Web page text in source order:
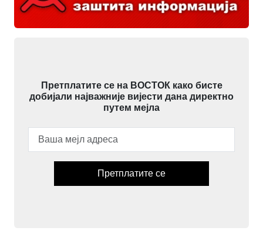
Претплатите се на ВОСТОК како бисте
добијали најважније вијести дана директно
путем мејла
Претплатите се